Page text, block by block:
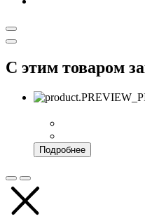
С этим товаром
Подробнее